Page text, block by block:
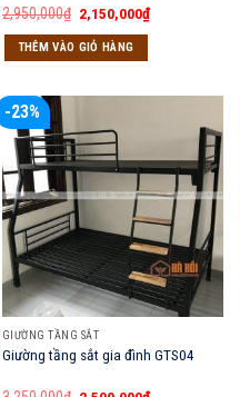
2,950,000₫ Giá
gốc
là:
2,950,000₫.
2,150,000₫Giá
hiện
THÊM VÀO GIỎ HÀNG
-23%
GIƯỜNG TẦNG SẮT
Giường tầng sắt gia đình GTS04